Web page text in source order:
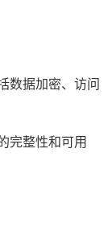
数据加密、访问
完整性和可用